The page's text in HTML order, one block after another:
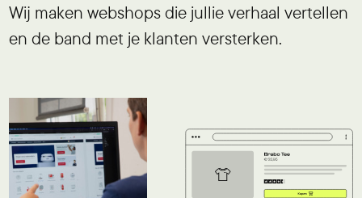
Wij maken webshops die jullie verhaal vertellen
en de band met je klanten versterken.